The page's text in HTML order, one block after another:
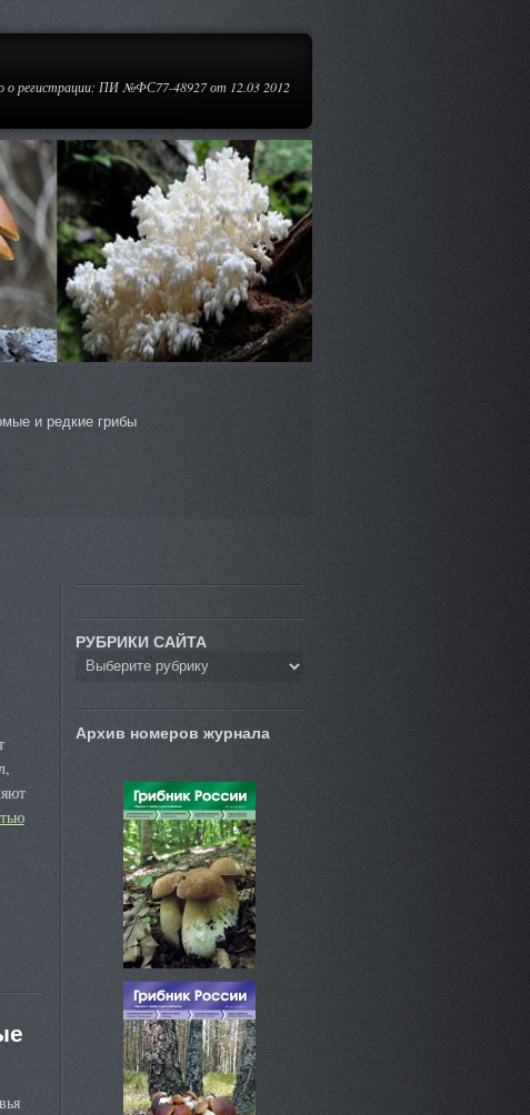
о регистрации: ПИ №ФС77-48927 от 12.03 2012
и редкие грибы
РУБРИКИ САЙТА
Архив номеров журнала